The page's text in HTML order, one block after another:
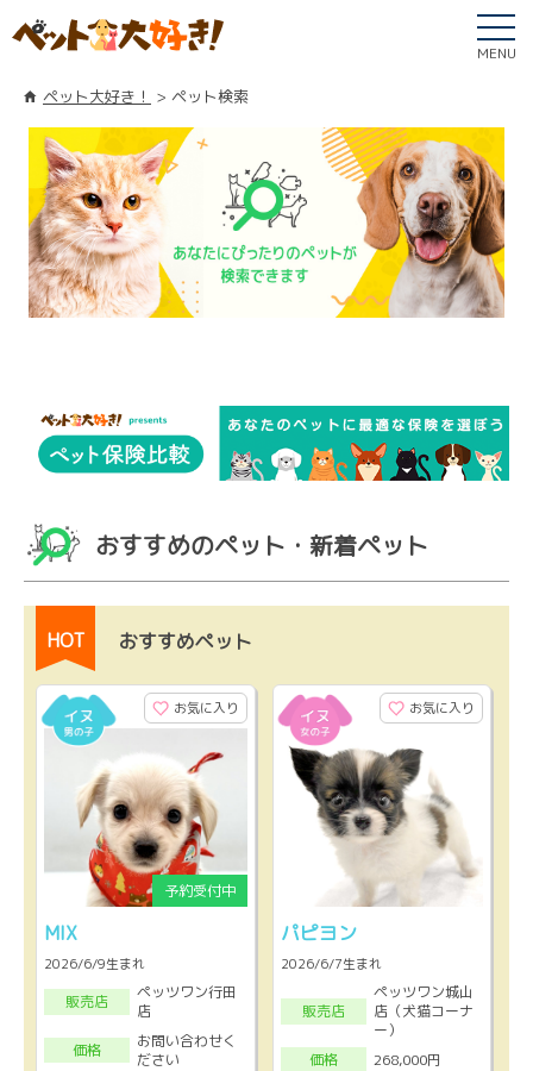
MENU
ペット大好き！ ペット検索
おすすめのペット・新着ペット
HOT おすすめペット
お気に入り
MIX
2026/6/9生まれ
販売店
ペッツワン行田
店
価格
お問い合わせく
ださい
お気に入り
パピヨン
2026/6/7生まれ
販売店
ペッツワン城山
店（犬猫コーナ
ー）
価格
268,000円